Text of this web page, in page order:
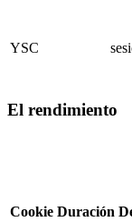
YSC
El rendimiento
Cookie Duración